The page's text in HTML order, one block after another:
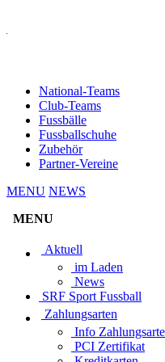
National-Teams
Club-Teams
Fussbälle
Fussballschuhe
Zubehör
Partner-Vereine
MENU NEWS
MENU
Aktuell
im Laden
News
SRF Sport Fussball
Zahlungsarten
Info
PCI Zertifikat